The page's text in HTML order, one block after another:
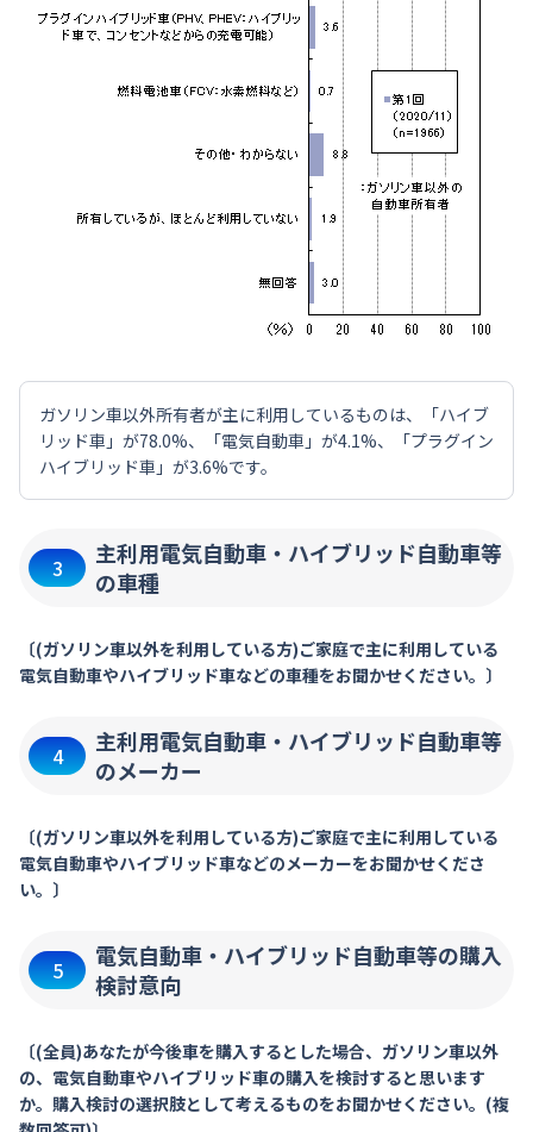
ガソリン車以外所有者が主に利用しているものは、「ハイブ
リッド車」が78.0%、「電気自動車」が4.1%、「プラグイン
ハイブリッド車」が3.6%です。
3
主利用電気自動車・ハイブリッド自動車等
の車種
〔(ガソリン車以外を利用している方)ご家庭で主に利用している
電気自動車やハイブリッド車などの車種をお聞かせください。〕
4
主利用電気自動車・ハイブリッド自動車等
のメーカー
〔(ガソリン車以外を利用している方)ご家庭で主に利用している
電気自動車やハイブリッド車などのメーカーをお聞かせくださ
い。〕
5
電気自動車・ハイブリッド自動車等の購入
検討意向
〔(全員)あなたが今後車を購入するとした場合、ガソリン車以外
の、電気自動車やハイブリッド車の購入を検討すると思います
か。購入検討の選択肢として考えるものをお聞かせください。(複